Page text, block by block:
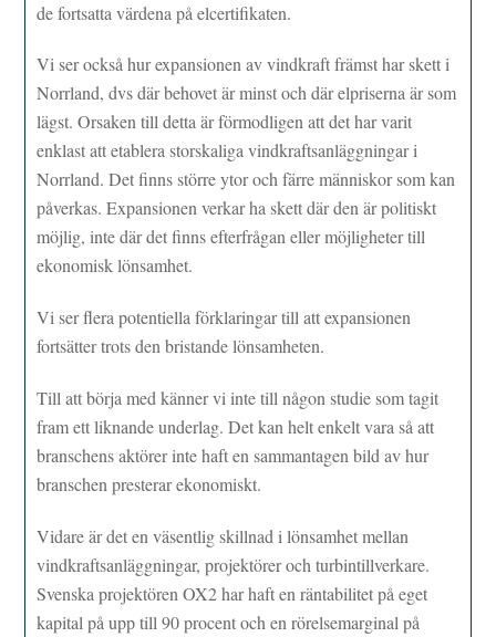
de fortsatta värdena på elcertifikaten.
Vi ser också hur expansionen av vindkraft främst har skett i
Norrland, dvs där behovet är minst och där elpriserna är som
lägst. Orsaken till detta är förmodligen att det har varit
enklast att etablera storskaliga vindkraftsanläggningar i
Norrland. Det finns större ytor och färre människor som kan
påverkas. Expansionen verkar ha skett där den är politiskt
möjlig, inte där det finns efterfrågan eller möjligheter till
ekonomisk lönsamhet.
Vi ser flera potentiella förklaringar till att expansionen
fortsätter trots den bristande lönsamheten.
Till att börja med känner vi inte till någon studie som tagit
fram ett liknande underlag. Det kan helt enkelt vara så att
branschens aktörer inte haft en sammantagen bild av hur
branschen presterar ekonomiskt.
Vidare är det en väsentlig skillnad i lönsamhet mellan
vindkraftsanläggningar, projektörer och turbintillverkare.
Svenska projektören OX2 har haft en räntabilitet på eget
kapital på upp till 90 procent och en rörelsemarginal på